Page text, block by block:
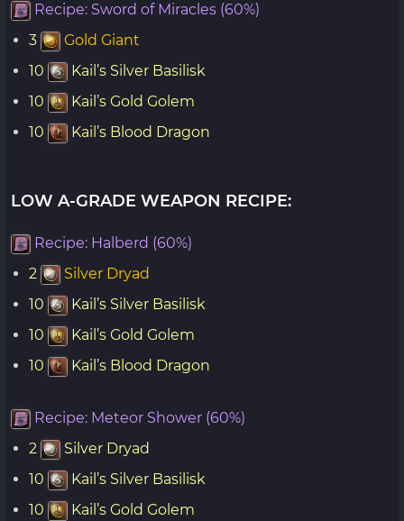
Recipe: Sword of Miracles (60%)
3
Gold Giant
10
Kail’s Silver Basilisk
10
Kail’s Gold Golem
10
Kail’s Blood Dragon
LOW A-GRADE WEAPON RECIPE:
Recipe: Halberd (60%)
2
Silver Dryad
10
Kail’s Silver Basilisk
10
Kail’s Gold Golem
10
Kail’s Blood Dragon
Recipe: Meteor Shower (60%)
2
Silver Dryad
10
Kail’s Silver Basilisk
10
Kail’s Gold Golem